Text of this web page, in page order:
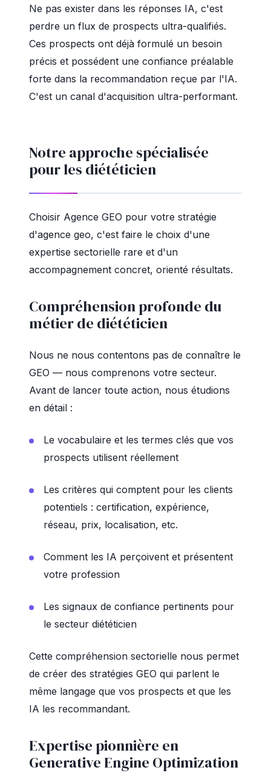
Ne pas exister dans les réponses IA, c'est
perdre un flux de prospects ultra-qualifiés.
Ces prospects ont déjà formulé un besoin
précis et possédent une confiance préalable
forte dans la recommandation reçue par l'IA.
C'est un canal d'acquisition ultra-performant.
Notre approche spécialisée
pour les diététicien
Choisir Agence GEO pour votre stratégie
d'agence geo, c'est faire le choix d'une
expertise sectorielle rare et d'un
accompagnement concret, orienté résultats.
Compréhension profonde du
métier de diététicien
Nous ne nous contentons pas de connaître le
GEO — nous comprenons votre secteur.
Avant de lancer toute action, nous étudions
en détail :
Le vocabulaire et les termes clés que vos
prospects utilisent réellement
Les critères qui comptent pour les clients
potentiels : certification, expérience,
réseau, prix, localisation, etc.
Comment les IA perçoivent et présentent
votre profession
Les signaux de confiance pertinents pour
le secteur diététicien
Cette compréhension sectorielle nous permet
de créer des stratégies GEO qui parlent le
même langage que vos prospects et que les
IA les recommandant.
Expertise pionnière en
Generative Engine Optimization